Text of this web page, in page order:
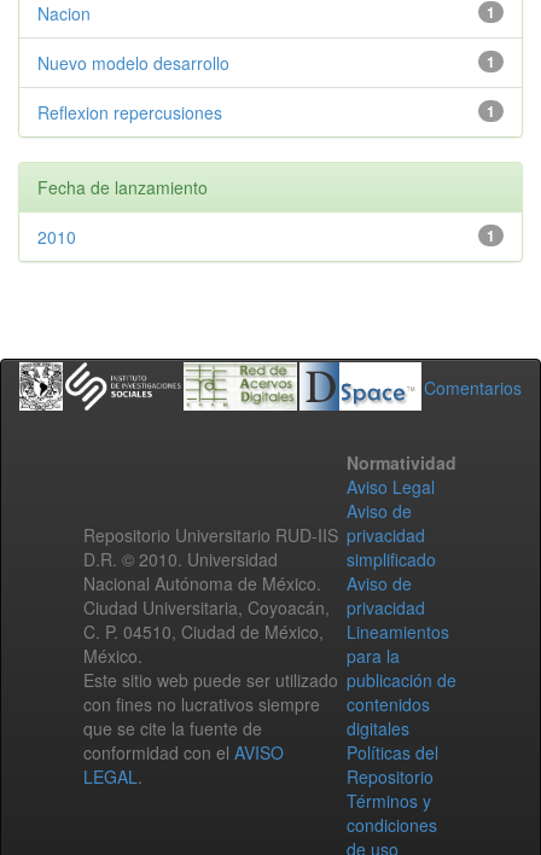
1
Nacion
1
Nuevo modelo desarrollo
1
Reflexion repercusiones
Fecha de lanzamiento
1
2010
Comentarios
Repositorio Universitario RUD-IIS
D.R. © 2010. Universidad
Nacional Autónoma de México.
Ciudad Universitaria, Coyoacán,
C. P. 04510, Ciudad de México,
México.
Este sitio web puede ser utilizado
con fines no lucrativos siempre
que se cite la fuente de
conformidad con el AVISO
LEGAL.
Normatividad
Aviso Legal
Aviso de
privacidad
simplificado
Aviso de
privacidad
Lineamientos
para la
publicación de
contenidos
digitales
Políticas del
Repositorio
Términos y
condiciones
de uso